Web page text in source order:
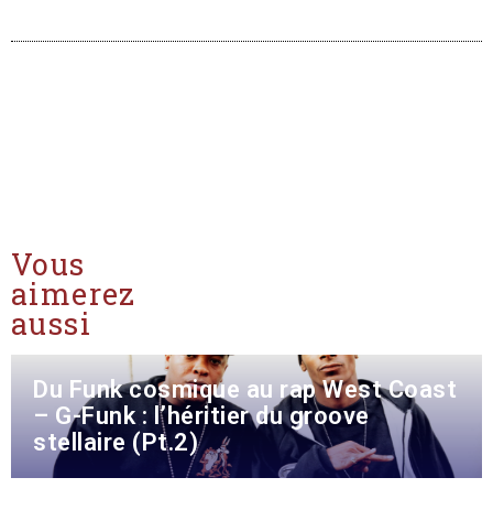
Vous
aimerez
aussi
Du Funk cosmique au rap West Coast
– G-Funk : l’héritier du groove
stellaire (Pt.2)